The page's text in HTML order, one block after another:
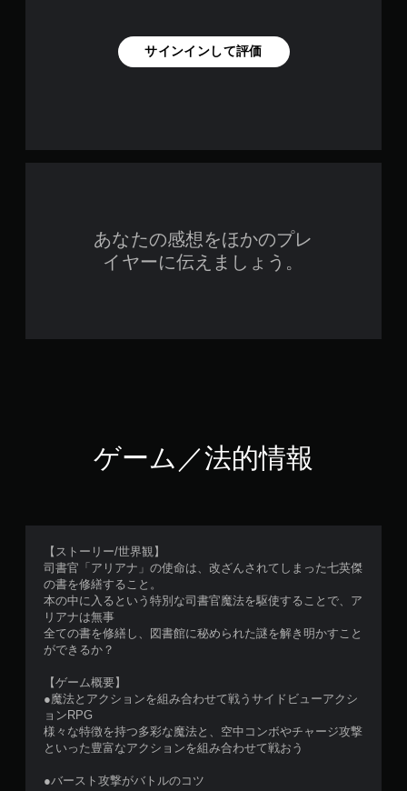
サインインして評価
あなたの感想をほかのプレ
イヤーに伝えましょう。
ゲーム／法的情報
【ストーリー/世界観】
司書官「アリアナ」の使命は、改ざんされてしまった七英傑
の書を修繕すること。
本の中に入るという特別な司書官魔法を駆使することで、ア
リアナは無事
全ての書を修繕し、図書館に秘められた謎を解き明かすこと
ができるか？
【ゲーム概要】
●魔法とアクションを組み合わせて戦うサイドビューアクシ
ョンRPG
様々な特徴を持つ多彩な魔法と、空中コンボやチャージ攻撃
といった豊富なアクションを組み合わせて戦おう
●バースト攻撃がバトルのコツ